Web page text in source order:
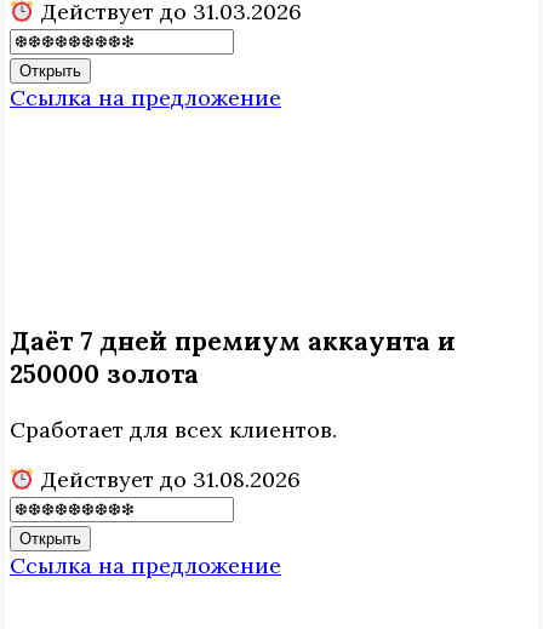
Действует до 31.03.2026
Открыть
Ссылка на предложение
Даёт 7 дней премиум аккаунта и
250000 золота
Сработает для всех клиентов.
Действует до 31.08.2026
Открыть
Ссылка на предложение